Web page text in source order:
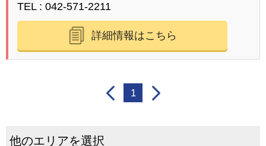
TEL
042-571-2211
詳細情報はこちら
1
他のエリアを選択